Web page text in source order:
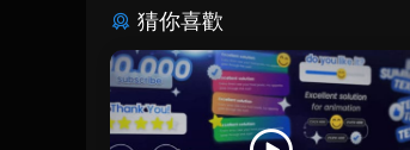
猜你喜歡